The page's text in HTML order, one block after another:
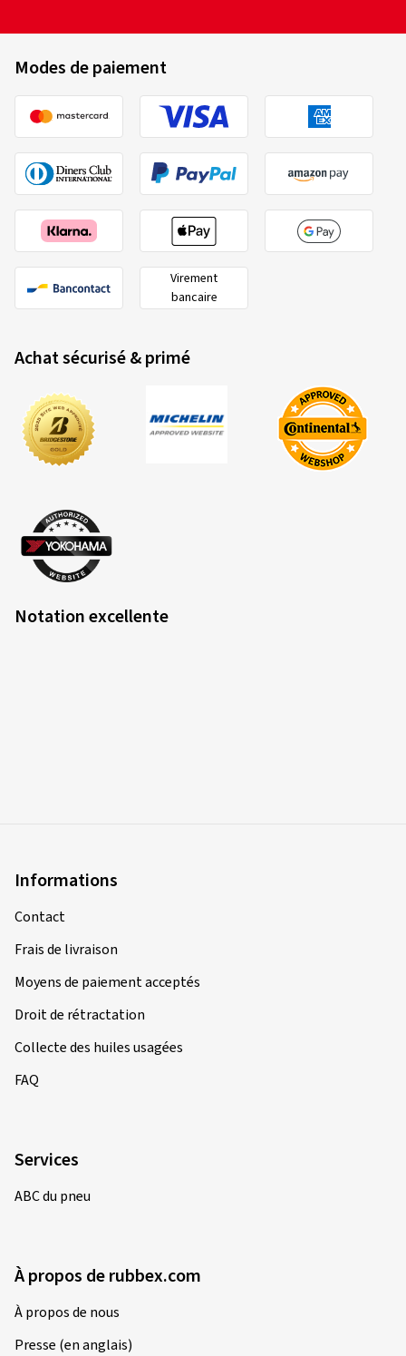
Modes de paiement
Virement
bancaire
Achat sécurisé & primé
Notation excellente
Informations
Contact
Frais de livraison
Moyens de paiement acceptés
Droit de rétractation
Collecte des huiles usagées
FAQ
Services
ABC du pneu
À propos de rubbex.com
À propos de nous
Presse (en anglais)